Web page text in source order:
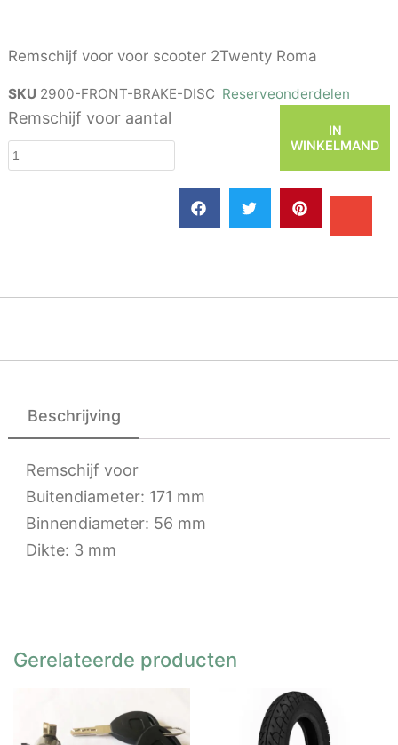
Remschijf voor voor scooter 2Twenty Roma
SKU 2900-FRONT-BRAKE-DISC Reserveonderdelen
Remschijf voor aantal
IN
WINKELMAND
Beschrijving
Remschijf voor
Buitendiameter: 171 mm
Binnendiameter: 56 mm
Dikte: 3 mm
Gerelateerde producten